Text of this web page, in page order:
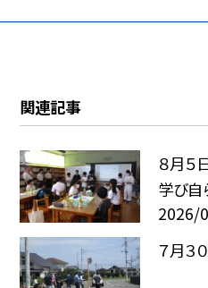
関連記事
８月５
学び自
2026/
７月３